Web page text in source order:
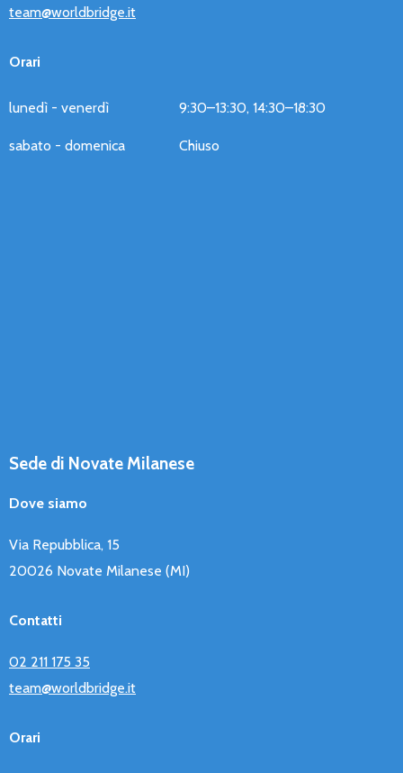
team@worldbridge.it
Orari
lunedì - venerdì 9:30–13:30, 14:30–18:30
sabato - domenica Chiuso
Sede di Novate Milanese
Dove siamo
Via Repubblica, 15
20026 Novate Milanese (MI)
Contatti
02 211 175 35
team@worldbridge.it
Orari